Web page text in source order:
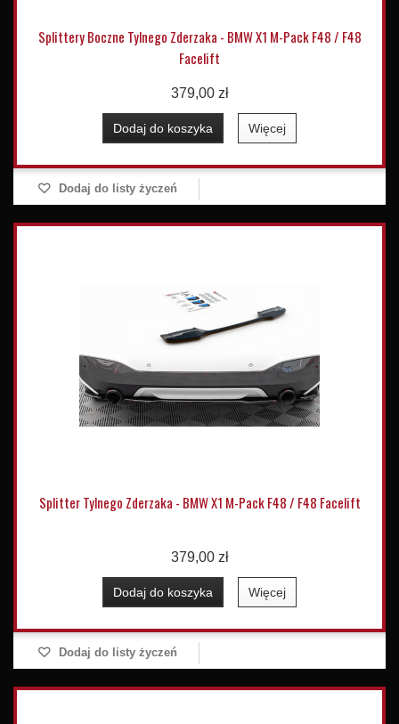
Splittery Boczne Tylnego Zderzaka - BMW X1 M-Pack F48 / F48
Facelift
379,00 zł
Dodaj do koszyka Więcej
Dodaj do listy życzeń
Splitter Tylnego Zderzaka - BMW X1 M-Pack F48 / F48 Facelift
379,00 zł
Dodaj do koszyka Więcej
Dodaj do listy życzeń